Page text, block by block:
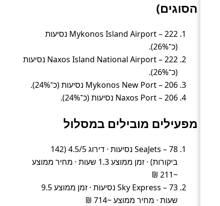
הסוגים)
Mykonos Island Airport – 222 נסיעות
(כ־26%).
Naxos Island National Airport – 222 נסיעות
(כ־26%).
Mykonos New Port – 206 נסיעות (כ־24%).
Naxos Port – 206 נסיעות (כ־24%).
מפעילים מובילים במסלול
SeaJets – 78 נסיעות · דירוג 4.5/5 (142
ביקורות) · זמן ממוצע 1.3 שעות · מחיר ממוצע
~211 ₪
Sky Express – 73 נסיעות · זמן ממוצע 9.5
שעות · מחיר ממוצע ~714 ₪